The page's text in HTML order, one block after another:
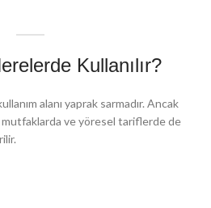
Kullanılır?
alanı yaprak sarmadır. Ancak
mutfaklarda ve yöresel tariflerde de